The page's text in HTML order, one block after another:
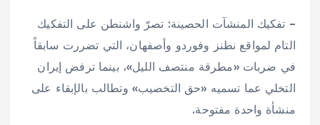
– تفكيك المنشآت الحصينة: تصرّ واشنطن على التفكيك
التام لمواقع نطنز وفوردو وأصفهان، التي تضررت سابقاً
في ضربات «مطرقة منتصف الليل»، بينما ترفض إيران
التخلي عما تسميه «حق التخصيب» وتطالب بالإبقاء على
منشأة واحدة مفتوحة.